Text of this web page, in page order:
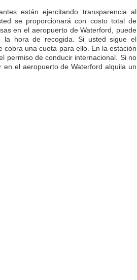
están ejercitando transparencia al
se proporcionará con costo total de
en el aeropuerto de Waterford, puede
hora de recogida. Si usted sigue el
una cuota para ello. En la estación
permiso de conducir internacional. Si no
el aeropuerto de Waterford alquila un